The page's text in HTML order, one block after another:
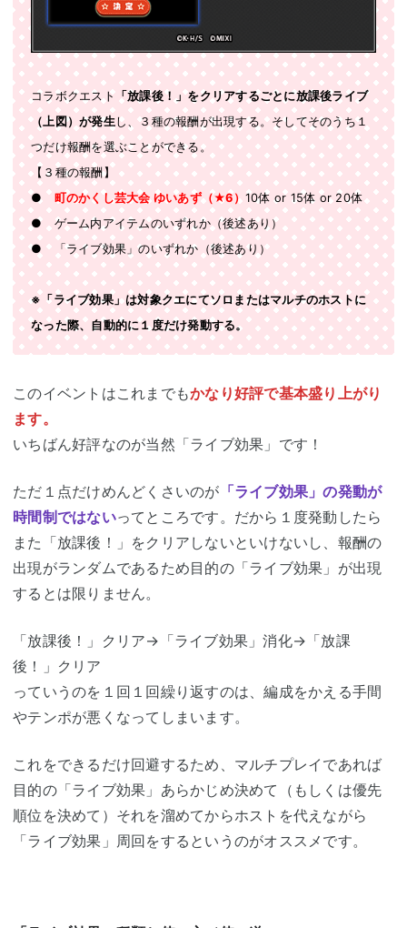
コラボクエスト「放課後！」をクリアするごとに放課後ライブ
（上図）が発生し、３種の報酬が出現する。そしてそのうち１
つだけ報酬を選ぶことができる。
【３種の報酬】
● 町のかくし芸大会 ゆいあず（★6） 10体 or 15体 or 20体
● ゲーム内アイテムのいずれか（後述あり）
● 「ライブ効果」のいずれか（後述あり）
※「ライブ効果」は対象クエにてソロまたはマルチのホストに
なった際、自動的に１度だけ発動する。
このイベントはこれまでもかなり好評で基本盛り上がり
ます。
いちばん好評なのが当然「ライブ効果」です！
ただ１点だけめんどくさいのが 「ライブ効果」の発動が
時間制ではないってところです。だから１度発動したら
また「放課後！」をクリアしないといけないし、報酬の
出現がランダムであるため目的の「ライブ効果」が出現
するとは限りません。
「放課後！」クリア→「ライブ効果」消化→「放課
後！」クリア
っていうのを１回１回繰り返すのは、編成をかえる手間
やテンポが悪くなってしまいます。
これをできるだけ回避するため、マルチプレイであれば
目的の「ライブ効果」あらかじめ決めて（もしくは優先
順位を決めて）それを溜めてからホストを代えながら
「ライブ効果」周回をするというのがオススメです。